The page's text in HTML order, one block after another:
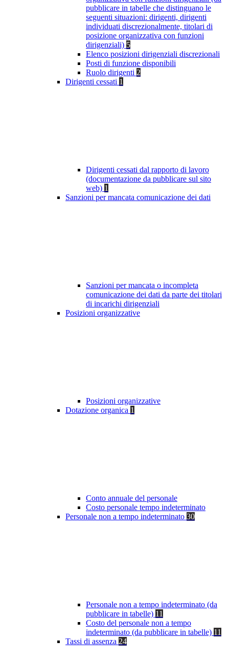
pubblicare in tabelle che distinguano le
seguenti situazioni: dirigenti, dirigenti
individuati discrezionalmente, titolari di
posizione organizzativa con funzioni
dirigenziali) 5
Elenco posizioni dirigenziali discrezionali
Posti di funzione disponibili
Ruolo dirigenti 2
Dirigenti cessati 1
Dirigenti cessati dal rapporto di lavoro
(documentazione da pubblicare sul sito
web) 1
Sanzioni per mancata comunicazione dei dati
Sanzioni per mancata o incompleta
comunicazione dei dati da parte dei titolari
di incarichi dirigenziali
Posizioni organizzative
Posizioni organizzative
Dotazione organica 1
Conto annuale del personale
Costo personale tempo indeterminato
Personale non a tempo indeterminato 30
Personale non a tempo indeterminato (da
pubblicare in tabelle) 11
Costo del personale non a tempo
indeterminato (da pubblicare in tabelle) 11
Tassi di assenza 24